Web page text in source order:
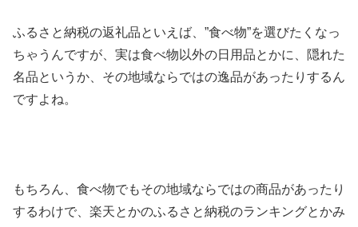
ふるさと納税の返礼品といえば、”食べ物”を選びたくなっ
ちゃうんですが、実は食べ物以外の日用品とかに、隠れた
名品というか、その地域ならではの逸品があったりするん
ですよね。
もちろん、食べ物でもその地域ならではの商品があったり
するわけで、楽天とかのふるさと納税のランキングとかみ